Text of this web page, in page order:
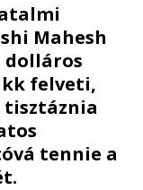
Mahesh
dolláros
felveti,
tisztáznia
tennie a